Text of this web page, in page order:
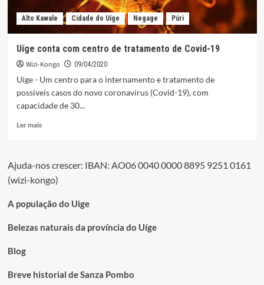
Alto Kawale Cidade do Uíge Negage Púri
Uíge conta com centro de tratamento de Covid-19
Wizi-Kongo 09/04/2020
Uíge - Um centro para o internamento e tratamento de
possíveis casos do novo coronavírus (Covid-19), com
capacidade de 30...
Ler maisLeia
conta
com
de
de
Ajuda-nos crescer: IBAN: AO06 0040 0000 8895 9251 0161
(wizi-kongo)
A população do Uige
Belezas naturais da província do Uíge
Blog
Breve historial de Sanza Pombo